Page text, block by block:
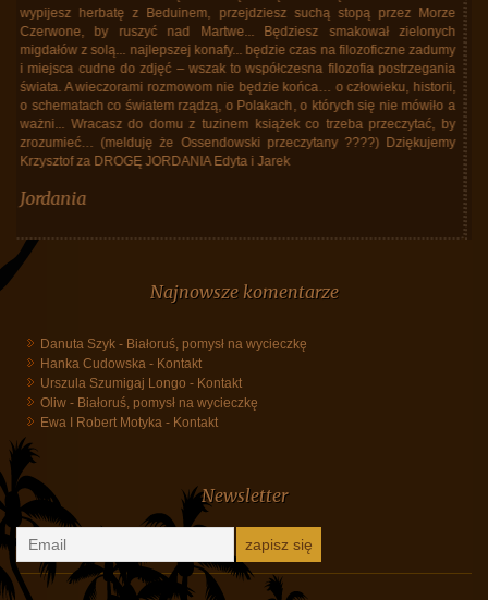
lutym 2025 roku na Kubie. To było niesamowite ! Doskonale ułożony
program imprezy. Trasa objazdu na Kubie wyczerpująca ale dająca
szansę zobaczenia wszystkiego co na Kubie warto obejrzeć. Organizacja
imprezy profesjonalna pod każdym względem. Żadnych potknięć.
Wszystko dopilnowane i na czas. Opieka pilotek doskonała. Magda od
wylotu z Polski wszystkiego dopilnowywała nie tracąc nad niczym
kontroli. Nie zapominała też jak ważny jest dobry nastrój uczestników i
atmosfera w grupie. Kubańska przewodniczka Ania była bez granic
kompetentna i elokwentna. To ona otworzyła nam oczy na prawdziwą, nie
ponad przedwyjazdowe oczekiwania. Teraz czas na ciąg dalszy.
pozdrawiamy.
Najnowsze komentarze
Danuta Szyk-Białoruś, pomysł na wycieczkę
Ewa I Robert Motyka
Kontakt
Newsletter